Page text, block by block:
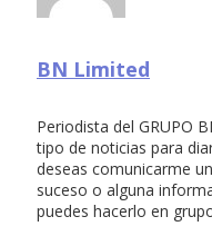
BN Limited
Periodista del GRUPO
tipo de noticias para
deseas comunicarme
suceso o alguna
puedes hacerlo en